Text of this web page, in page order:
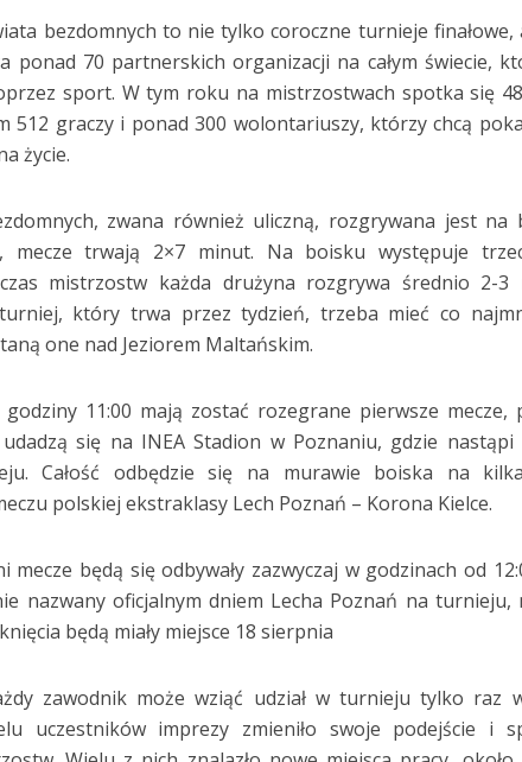
bezdomnych to nie tylko coroczne turnieje finałowe,
ponad 70 partnerskich organizacji na całym świecie,
sport. W tym roku na mistrzostwach spotka się
512 graczy i ponad 300 wolontariuszy, którzy chcą
życie.
zwana również uliczną, rozgrywana jest na
mecze trwają 2×7 minut. Na boisku występuje
mistrzostw każda drużyna rozgrywa średnio 2-3
który trwa przez tydzień, trzeba mieć co
one nad Jeziorem Maltańskim.
11:00 mają zostać rozegrane pierwsze mecze,
się na INEA Stadion w Poznaniu, gdzie nastąpi
Całość odbędzie się na murawie boiska na
polskiej ekstraklasy Lech Poznań – Korona Kielce.
mecze będą się odbywały zazwyczaj w godzinach od
nazwany oficjalnym dniem Lecha Poznań na turnieju,
będą miały miejsce 18 sierpnia
zawodnik może wziąć udział w turnieju tylko raz
uczestników imprezy zmieniło swoje podejście i